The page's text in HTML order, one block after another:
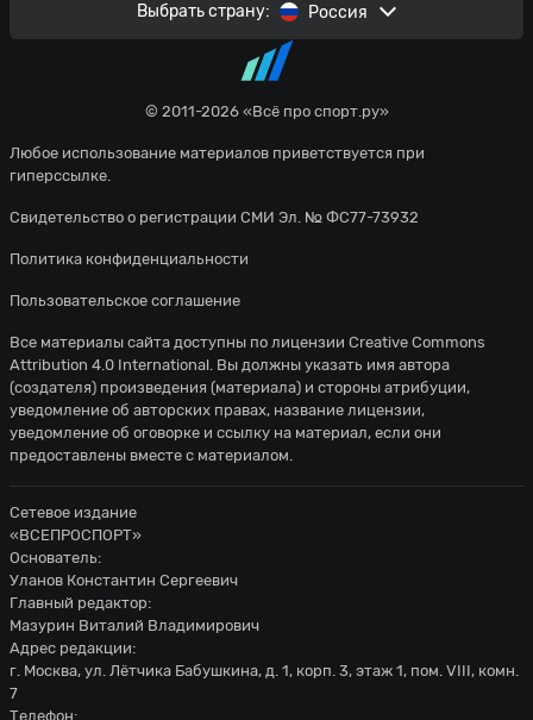
© 2011-2026 «Всё про спорт.ру»
Любое использование материалов приветствуется при
гиперссылке.
Свидетельство о регистрации СМИ Эл. № ФС77-73932
Политика конфиденциальности
Пользовательское соглашение
Выбрать страну: Россия
Все материалы сайта доступны по лицензии Creative Commons
Attribution 4.0 International. Вы должны указать имя автора
(создателя) произведения (материала) и стороны атрибуции,
уведомление об авторских правах, название лицензии,
уведомление об оговорке и ссылку на материал, если они
предоставлены вместе с материалом.
Сетевое издание
«ВСЕПРОСПОРТ»
Основатель:
Уланов Константин Сергеевич
Главный редактор:
Мазурин Виталий Владимирович
Адрес редакции:
г. Москва, ул. Лётчика Бабушкина, д. 1, корп. 3, этаж 1, пом. VIII, комн.
7
Телефон: